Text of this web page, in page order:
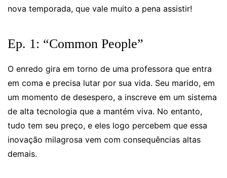
nova temporada, que vale muito a pena assistir!
Ep. 1: “Common People”
O enredo gira em torno de uma professora que entra
em coma e precisa lutar por sua vida. Seu marido, em
um momento de desespero, a inscreve em um sistema
de alta tecnologia que a mantém viva. No entanto,
tudo tem seu preço, e eles logo percebem que essa
inovação milagrosa vem com consequências altas
demais.